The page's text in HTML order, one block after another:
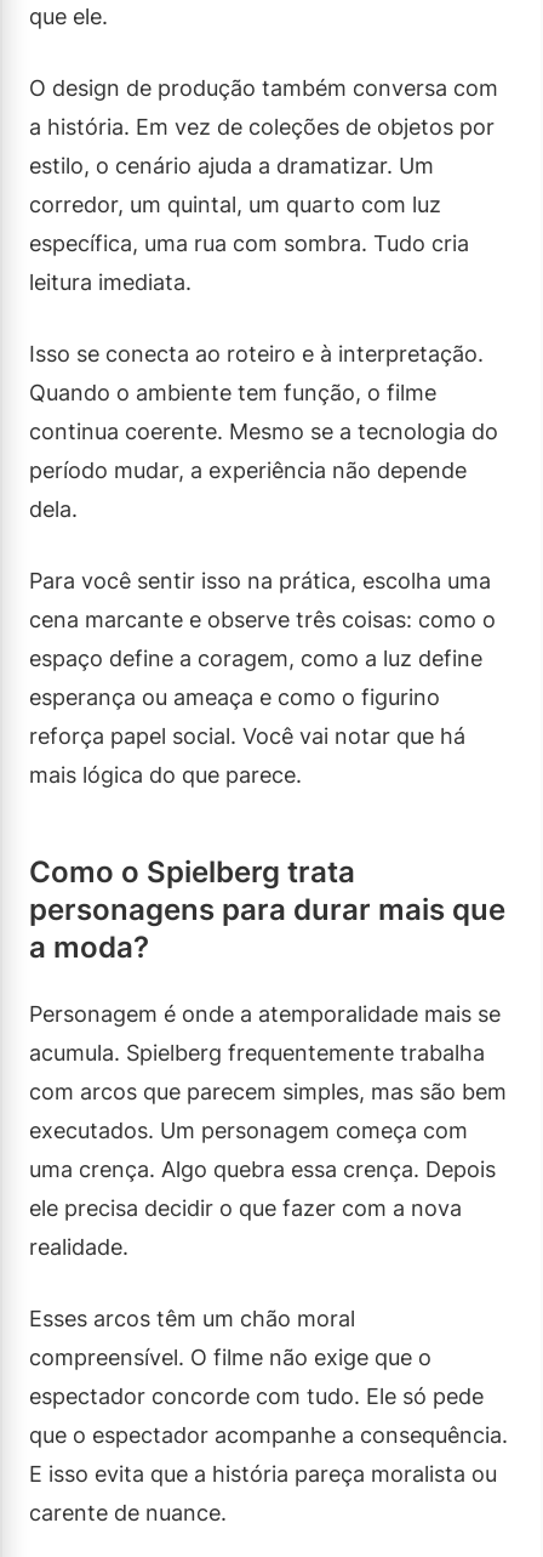
que ele.
O design de produção também conversa com
a história. Em vez de coleções de objetos por
estilo, o cenário ajuda a dramatizar. Um
corredor, um quintal, um quarto com luz
específica, uma rua com sombra. Tudo cria
leitura imediata.
Isso se conecta ao roteiro e à interpretação.
Quando o ambiente tem função, o filme
continua coerente. Mesmo se a tecnologia do
período mudar, a experiência não depende
dela.
Para você sentir isso na prática, escolha uma
cena marcante e observe três coisas: como o
espaço define a coragem, como a luz define
esperança ou ameaça e como o figurino
reforça papel social. Você vai notar que há
mais lógica do que parece.
Como o Spielberg trata
personagens para durar mais que
a moda?
Personagem é onde a atemporalidade mais se
acumula. Spielberg frequentemente trabalha
com arcos que parecem simples, mas são bem
executados. Um personagem começa com
uma crença. Algo quebra essa crença. Depois
ele precisa decidir o que fazer com a nova
realidade.
Esses arcos têm um chão moral
compreensível. O filme não exige que o
espectador concorde com tudo. Ele só pede
que o espectador acompanhe a consequência.
E isso evita que a história pareça moralista ou
carente de nuance.